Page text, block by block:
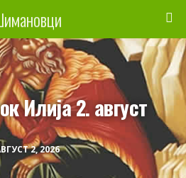
2, 2026
Свети Пророк Илија 2. август